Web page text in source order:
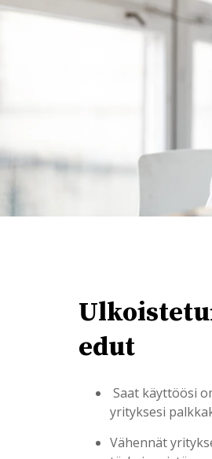
edut
Saat käyttöösi
yrityksesi
Vähennät